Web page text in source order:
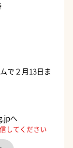
で２月13日ま
へ
してください